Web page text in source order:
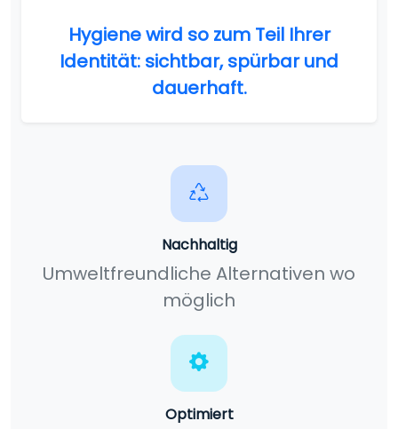
Hygiene wird so zum Teil Ihrer
Identität: sichtbar, spürbar und
dauerhaft.
Nachhaltig
Umweltfreundliche Alternativen wo
möglich
Optimiert